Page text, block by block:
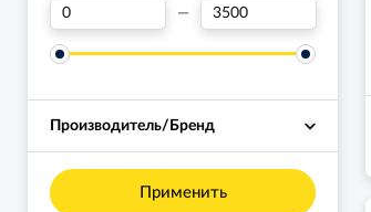
—
Производитель/Бренд
Применить